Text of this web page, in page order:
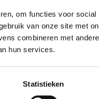
om functies voor
van onze site met
combineren met
hun services.
Statistieken